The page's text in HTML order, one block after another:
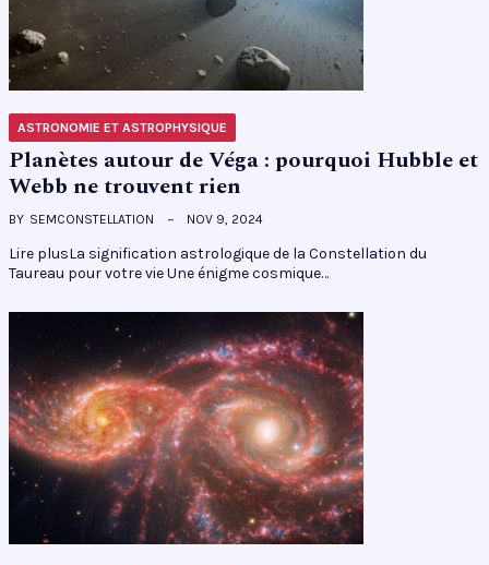
ASTRONOMIE ET ASTROPHYSIQUE
Planètes autour de Véga : pourquoi Hubble et
Webb ne trouvent rien
BY SEMCONSTELLATION NOV 9, 2024
Lire plusLa signification astrologique de la Constellation du
Taureau pour votre vie Une énigme cosmique…